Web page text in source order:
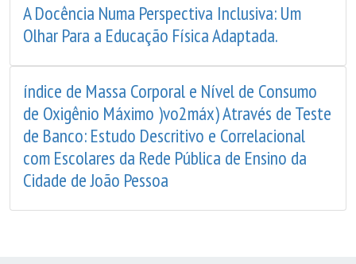
A Docência Numa Perspectiva Inclusiva: Um
Olhar Para a Educação Física Adaptada.
índice de Massa Corporal e Nível de Consumo
de Oxigênio Máximo )vo2máx) Através de Teste
de Banco: Estudo Descritivo e Correlacional
com Escolares da Rede Pública de Ensino da
Cidade de João Pessoa